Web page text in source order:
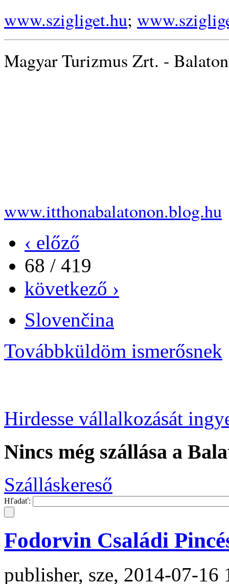
www.szigliget.hu;
Magyar Turizmus Zrt. -
www.itthonabalatonon.blog.hu
‹ előző
68 / 419
következő ›
Slovenčina
Továbbküldöm ismerősnek
Hirdesse vállalkozását
Nincs még szállása a
Szálláskereső
Hľadať:
Fodorvin Családi
publisher, sze, 2014-07-16